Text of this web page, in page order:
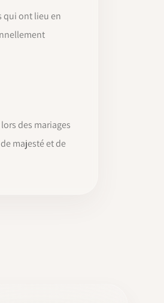
qui ont lieu en
des mariages
majesté et de